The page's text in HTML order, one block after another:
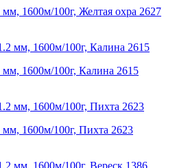
1600м/100г, Желтая охра 2627
мм, 1600м/100г, Калина 2615
мм, 1600м/100г, Пихта 2623